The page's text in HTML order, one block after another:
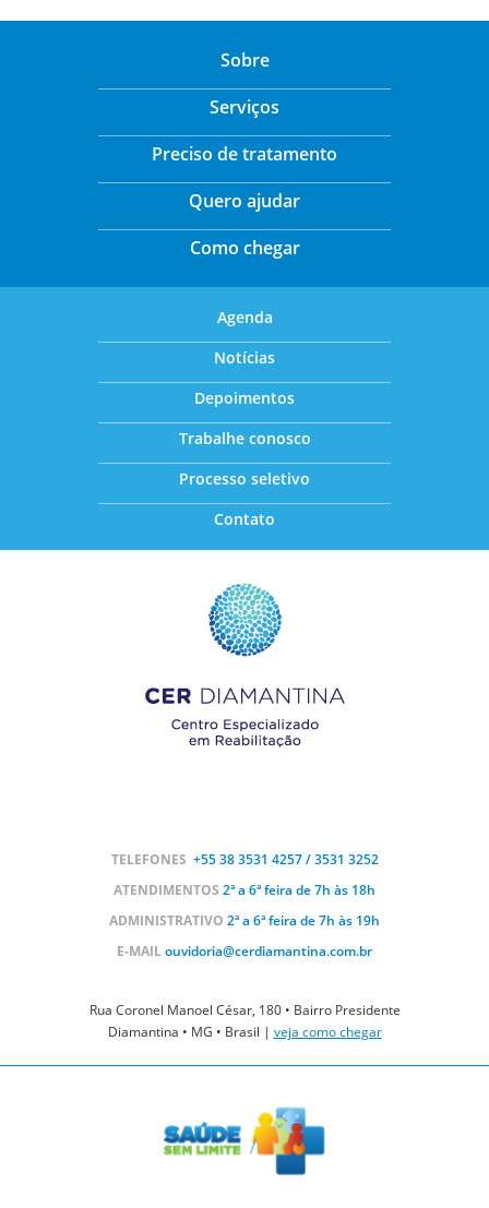
Sobre
Serviços
Preciso de tratamento
Quero ajudar
Como chegar
Agenda
Notícias
Depoimentos
Trabalhe conosco
Processo seletivo
Contato
TELEFONES +55 383531 4257 / 3531 3252
ATENDIMENTOS 2ª a 6ª feira de 7h às 18h
ADMINISTRATIVO 2ª a 6ª feira de 7h às 19h
E-MAILouvidoria@cerdiamantina.com.br
Rua Coronel Manoel César, 180 • Bairro Presidente
Diamantina • MG • Brasil | veja como chegar